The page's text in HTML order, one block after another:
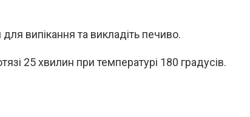
випікання та викладіть печиво.
25 хвилин при температурі 180 градусів.